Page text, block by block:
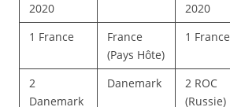
2020
2020
1 France
France
(Pays Hôte)
1 France
2
Danemark
Danemark
2 ROC
(Russie)